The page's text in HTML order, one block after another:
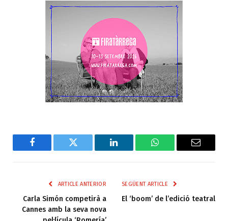
Facebook Twitter LinkedIn WhatsAppEmail
ARTICLE ANTERIOR
Carla Simón competirà a
Cannes amb la seva nova
SEGÜENT ARTICLE
El ‘boom’ de l’edició teatral